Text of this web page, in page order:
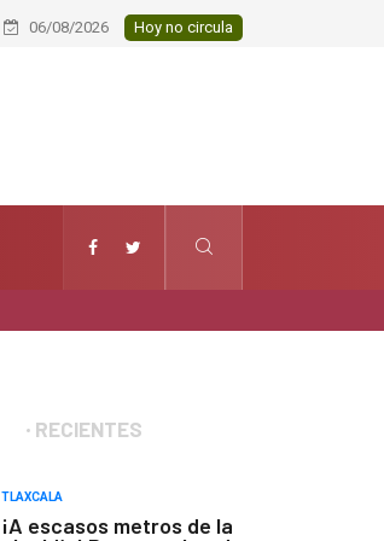
Conmemoran el XXI aniversario
06/08/2026 Hoy no circula
RECIENTES
TLAXCALA
¡A escasos metros de la